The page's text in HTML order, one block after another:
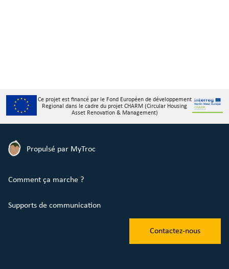
Ce projet est financé par le Fond Européen de développement
Regional dans le cadre du projet CHARM (Circular Housing
Asset Renovation & Management)
Propulsé par MyTroc
Comment ça marche ?
Supports de communication
Contactez-nous